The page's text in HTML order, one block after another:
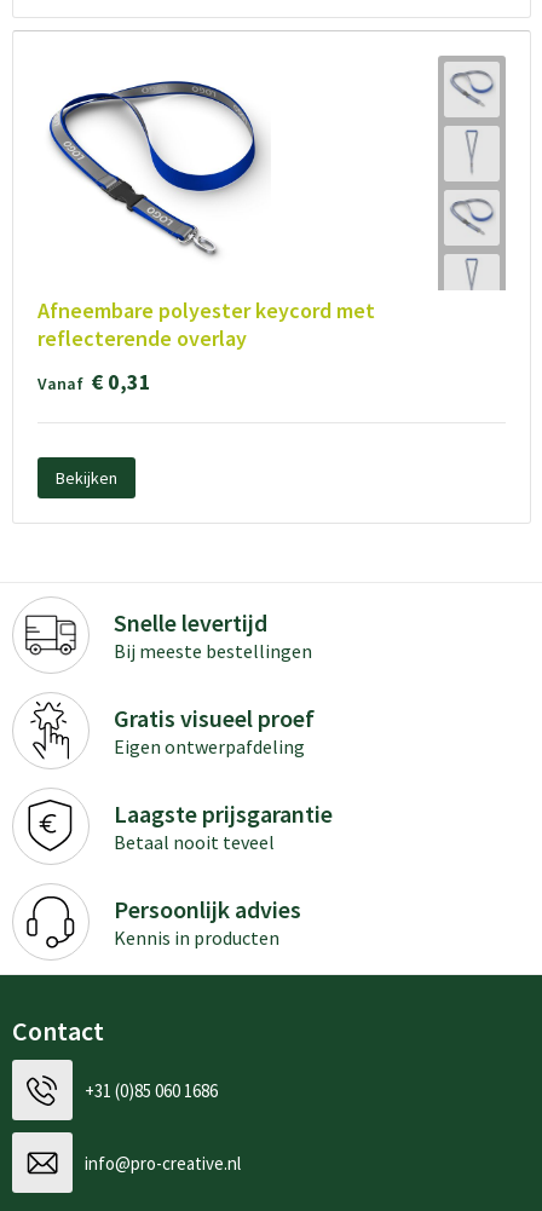
Afneembare polyester keycord met
reflecterende overlay
Vanaf € 0,31
Bekijken
Snelle levertijd
Bij meeste bestellingen
Gratis visueel proef
Eigen ontwerpafdeling
Laagste prijsgarantie
Betaal nooit teveel
Persoonlijk advies
Kennis in producten
Contact
+31 (0)85 060 1686
info@pro-creative.nl